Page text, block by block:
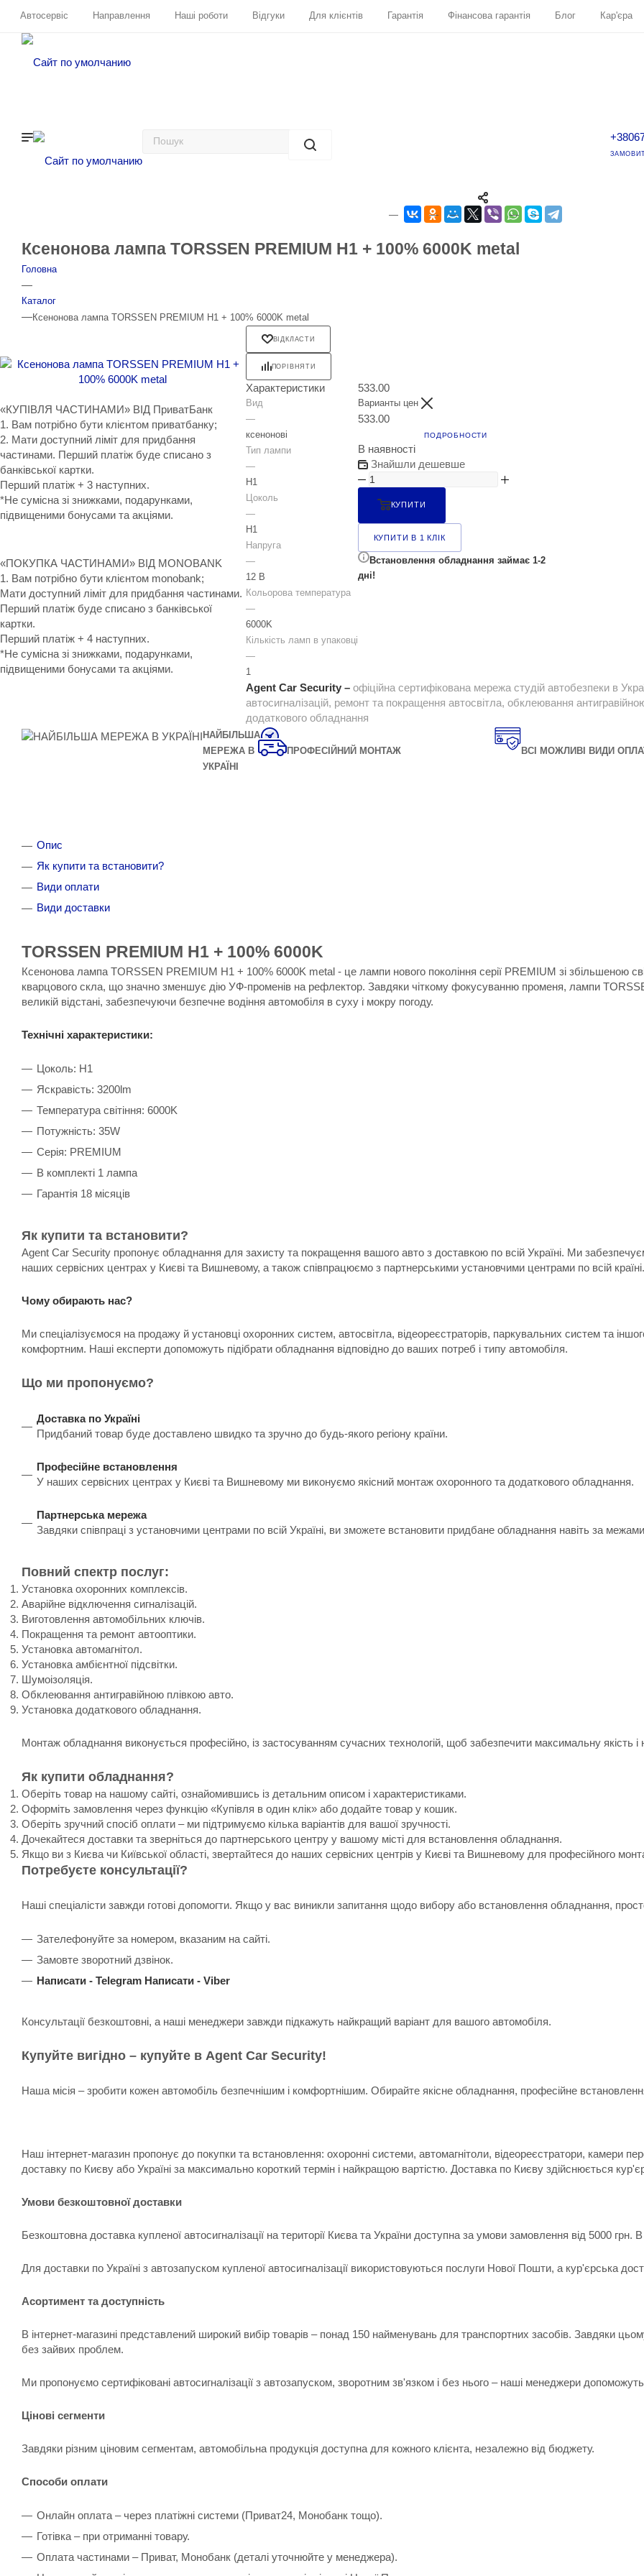
Автосервіс Направлення Наші роботи Відгуки Для клієнтів Гарантія Фінансова гарантія Блог Кар'єра
Ксенонова лампа TORSSEN PREMIUM H1 + 100% 6000K metal
Головна
—
Каталог
—Ксенонова лампа TORSSEN PREMIUM H1 + 100% 6000K metal
«КУПІВЛЯ ЧАСТИНАМИ» ВІД ПриватБанк
1. Вам потрібно бути клієнтом приватбанку;
2. Мати доступний ліміт для придбання
частинами. Перший платіж буде списано з
банківської картки.
Перший платіж + 3 наступних.
*Не сумісна зі знижками, подарунками,
підвищеними бонусами та акціями.
«ПОКУПКА ЧАСТИНАМИ» ВІД MONOBANK
1. Вам потрібно бути клієнтом monobank;
Мати доступний ліміт для придбання частинами.
Перший платіж буде списано з банківської
картки.
Перший платіж + 4 наступних.
*Не сумісна зі знижками, подарунками,
підвищеними бонусами та акціями.
ВІДКЛАСТИ
ПОРІВНЯТИ
Характеристики
Вид
—
ксенонові
Тип лампи
—
H1
Цоколь
—
H1
Напруга
—
12 В
Кольорова температура
—
6000K
Кількість ламп в упаковці
—
1
533.00
Варианты цен
533.00
ПОДРОБНОСТИ
В наявності
Знайшли дешевше
КУПИТИ
КУПИТИ В 1 КЛІК
Встановлення обладнання займає 1-2
дні!
Agent Car Security – офіційна сертифікована мережа студій автобезпеки в
автосигналізацій, ремонт та покращення автосвітла, обклеювання
додаткового обладнання
НАЙБІЛЬША
МЕРЕЖА В
УКРАЇНІ
ПРОФЕСІЙНИЙ МОНТАЖ ВСІ МОЖЛИВІ ВИДИ
Опис
Як купити та встановити?
Види оплати
Види доставки
TORSSEN PREMIUM H1 + 100% 6000K
Ксенонова лампа TORSSEN PREMIUM H1 + 100% 6000K ​​metal - це лампи нового покоління серії PREMIUM зі збільшеною
кварцового скла, що значно зменшує дію УФ-променів на рефлектор. Завдяки чіткому фокусуванню променя, лампи
великій відстані, забезпечуючи безпечне водіння автомобіля в суху і мокру погоду.
Технічні характеристики:
Цоколь: H1
Яскравість: 3200lm
Температура світіння: 6000K
Потужність: 35W
Серія: PREMIUM
В комплекті 1 лампа
Гарантія 18 місяців
Як купити та встановити?
Agent Car Security пропонує обладнання для захисту та покращення вашого авто з доставкою по всій Україні. Ми
наших сервісних центрах у Києві та Вишневому, а також співпрацюємо з партнерськими установчими центрами по всій країні.
Чому обирають нас?
Ми спеціалізуємося на продажу й установці охоронних систем, автосвітла, відеореєстраторів, паркувальних систем та
комфортним. Наші експерти допоможуть підібрати обладнання відповідно до ваших потреб і типу автомобіля.
Що ми пропонуємо?
Доставка по Україні
Придбаний товар буде доставлено швидко та зручно до будь-якого регіону країни.
Професійне встановлення
У наших сервісних центрах у Києві та Вишневому ми виконуємо якісний монтаж охоронного та додаткового обладнання.
Партнерська мережа
Завдяки співпраці з установчими центрами по всій Україні, ви зможете встановити придбане обладнання навіть за
Повний спектр послуг:
Установка охоронних комплексів.
Аварійне відключення сигналізацій.
Виготовлення автомобільних ключів.
Покращення та ремонт автооптики.
Установка автомагнітол.
Установка амбієнтної підсвітки.
Шумоізоляція.
Обклеювання антигравійною плівкою авто.
Установка додаткового обладнання.
Монтаж обладнання виконується професійно, із застосуванням сучасних технологій, щоб забезпечити максимальну якість і
Як купити обладнання?
Оберіть товар на нашому сайті, ознайомившись із детальним описом і характеристиками.
Оформіть замовлення через функцію «Купівля в один клік» або додайте товар у кошик.
Оберіть зручний спосіб оплати – ми підтримуємо кілька варіантів для вашої зручності.
Дочекайтеся доставки та зверніться до партнерського центру у вашому місті для встановлення обладнання.
Якщо ви з Києва чи Київської області, звертайтеся до наших сервісних центрів у Києві та Вишневому для професійного
Потребуєте консультації?
Наші спеціалісти завжди готові допомогти. Якщо у вас виникли запитання щодо вибору або встановлення обладнання,
Зателефонуйте за номером, вказаним на сайті.
Замовте зворотний дзвінок.
Написати - Telegram Написати - Viber
Консультації безкоштовні, а наші менеджери завжди підкажуть найкращий варіант для вашого автомобіля.
Купуйте вигідно – купуйте в Agent Car Security!
Наша місія – зробити кожен автомобіль безпечнішим і комфортнішим. Обирайте якісне обладнання, професійне
Наш інтернет-магазин пропонує до покупки та встановлення: охоронні системи, автомагнітоли, відеореєстратори, камери
доставку по Києву або Україні за максимально короткий термін і найкращою вартістю. Доставка по Києву здійснюється
Умови безкоштовної доставки
Безкоштовна доставка купленої автосигналізації на території Києва та України доступна за умови замовлення від 5000
Для доставки по Україні з автозапуском купленої автосигналізації використовуються послуги Нової Пошти, а кур'єрська
Асортимент та доступність
В інтернет-магазині представлений широкий вибір товарів – понад 150 найменувань для транспортних засобів. Завдяки
без зайвих проблем.
Ми пропонуємо сертифіковані автосигналізації з автозапуском, зворотним зв'язком і без нього – наші менеджери
Цінові сегменти
Завдяки різним ціновим сегментам, автомобільна продукція доступна для кожного клієнта, незалежно від бюджету.
Способи оплати
Онлайн оплата – через платіжні системи (Приват24, Монобанк тощо).
Готівка – при отриманні товару.
Оплата частинами – Приват, Монобанк (деталі уточнюйте у менеджера).